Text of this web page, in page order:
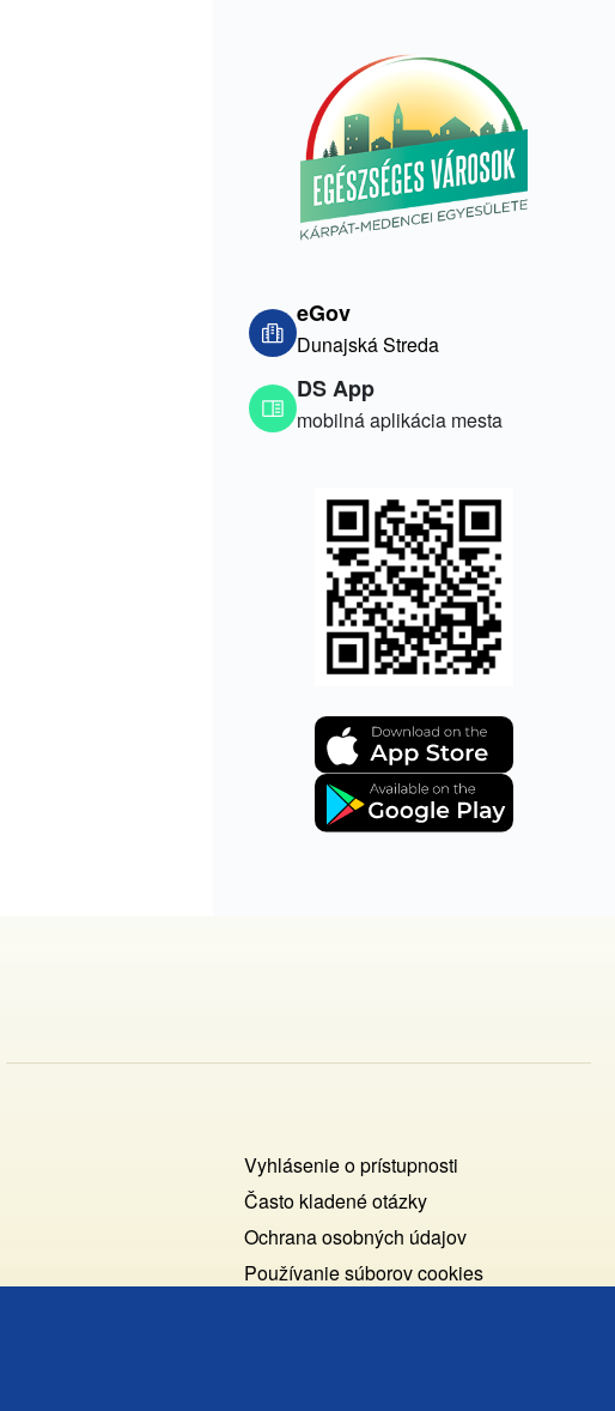
eGov
Dunajská Streda
DS App
mobilná aplikácia mesta
Footer
Cookies
+
ochrana
Vyhlásenie o prístupnosti
Často kladené otázky
Ochrana osobných údajov
Používanie súborov cookies